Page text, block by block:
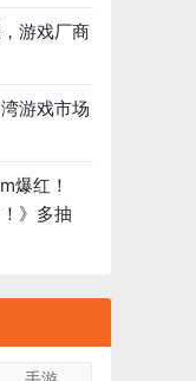
游戏厂商
游戏市场
爆红！
》多抽